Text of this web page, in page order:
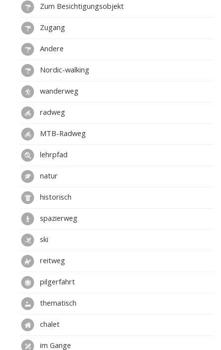
Zum Besichtigungsobjekt
Zugang
Andere
Nordic-walking
wanderweg
radweg
MTB-Radweg
lehrpfad
natur
historisch
spazierweg
ski
reitweg
pilgerfahrt
thematisch
chalet
im Gange